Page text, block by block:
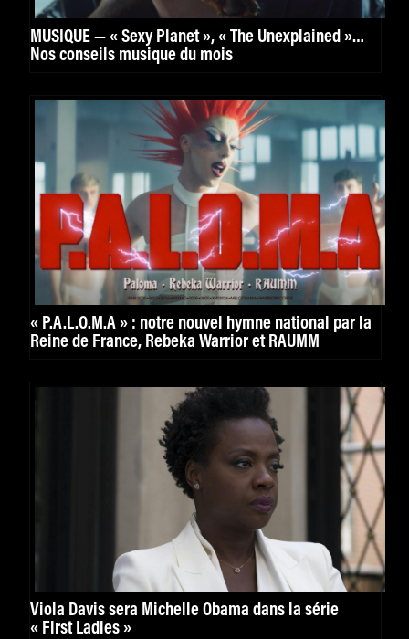
MUSIQUE — « Sexy Planet », « The Unexplained »…
Nos conseils musique du mois
« P.A.L.O.M.A » : notre nouvel hymne national par la
Reine de France, Rebeka Warrior et RAUMM
Viola Davis sera Michelle Obama dans la série
« First Ladies »